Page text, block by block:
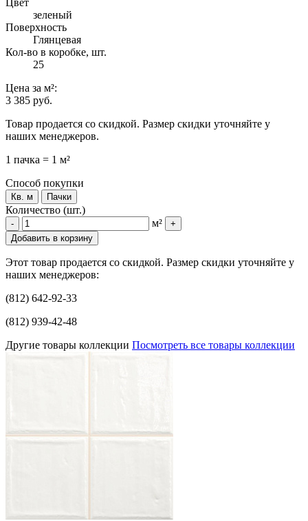
зеленый
Поверхность
Глянцевая
Кол-во в коробке, шт.
25
Цена за м²:
3 385 руб.
Товар продается со скидкой. Размер скидки уточняйте у
наших менеджеров.
1 пачка = 1 м²
Способ покупки
Кв. м Пачки
Количество (шт.)
- м²
+
Добавить в корзину
Этот товар продается со скидкой. Размер скидки уточняйте у
наших менеджеров:
(812) 642-92-33
(812) 939-42-48
Другие товары коллекции Посмотреть все товары коллекции